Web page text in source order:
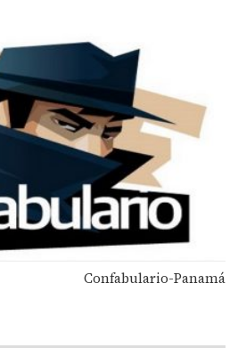
Confabulario-Panamá